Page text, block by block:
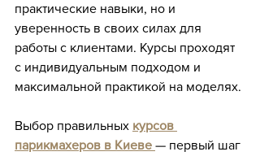
практические навыки, но и
уверенность в своих силах для
работы с клиентами. Курсы проходят
с индивидуальным подходом и
максимальной практикой на моделях.
Выбор правильных курсов
парикмахеров в Киеве — первый шаг